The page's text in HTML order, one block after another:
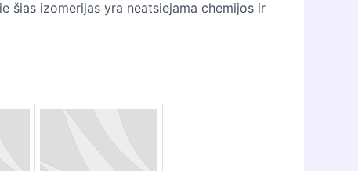
šias izomerijas yra neatsiejama chemijos ir